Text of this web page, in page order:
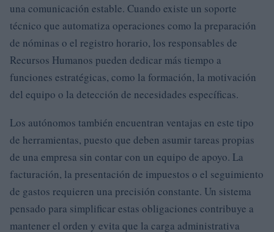
una comunicación estable. Cuando existe un soporte
técnico que automatiza operaciones como la preparación
de nóminas o el registro horario, los responsables de
Recursos Humanos pueden dedicar más tiempo a
funciones estratégicas, como la formación, la motivación
del equipo o la detección de necesidades específicas.
Los autónomos también encuentran ventajas en este tipo
de herramientas, puesto que deben asumir tareas propias
de una empresa sin contar con un equipo de apoyo. La
facturación, la presentación de impuestos o el seguimiento
de gastos requieren una precisión constante. Un sistema
pensado para simplificar estas obligaciones contribuye a
mantener el orden y evita que la carga administrativa